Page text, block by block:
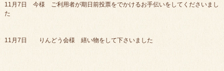
11月7日 今様 ご利用者が期日前投票をでかけるお手伝いをしてくださいまし
た
11月7日 りんどう会様 繕い物をして下さいました